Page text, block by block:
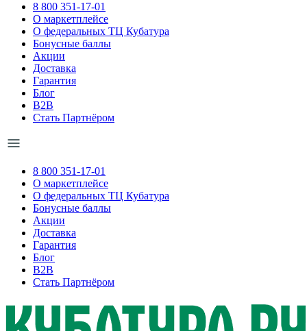
8 800 351-17-01
О маркетплейсе
О федеральных ТЦ Кубатура
Бонусные баллы
Акции
Доставка
Гарантия
Блог
B2B
Стать Партнёром
8 800 351-17-01
О маркетплейсе
О федеральных ТЦ Кубатура
Бонусные баллы
Акции
Доставка
Гарантия
Блог
B2B
Стать Партнёром